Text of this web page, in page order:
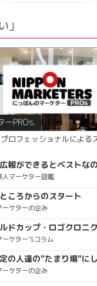
」
ーPROs.
ロフェッショナルによる
報ができるとベストな
人マーケター図鑑
ころからのスタート
ーケターの企み
ドカップ・ロゴクロニ
ーケター’Sコラム
の人達の"たまり場"に
ーケターの企み